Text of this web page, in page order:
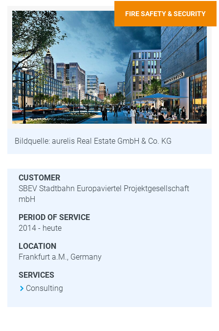
FIRE SAFETY & SECURITY
Bildquelle: aurelis Real Estate GmbH & Co. KG
CUSTOMER
SBEV Stadtbahn Europaviertel Projektgesellschaft
mbH
PERIOD OF SERVICE
2014 - heute
LOCATION
Frankfurt a.M., Germany
SERVICES
Consulting